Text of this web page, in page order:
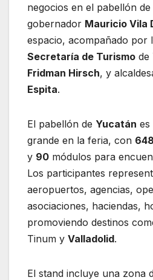
negocios en el pabellón de
gobernador Mauricio Vila
espacio, acompañado por
Secretaría de Turismo de
Fridman Hirsch, y
Espita.
El pabellón de Yucatán es
grande en la feria, con
y 90 módulos para
Los participantes
aeropuertos, agencias,
asociaciones, haciendas,
promoviendo destinos
Tinum y Valladolid.
El stand incluye una zona